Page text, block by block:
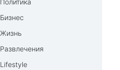
Политика
Бизнес
Жизнь
Развлечения
Lifestyle